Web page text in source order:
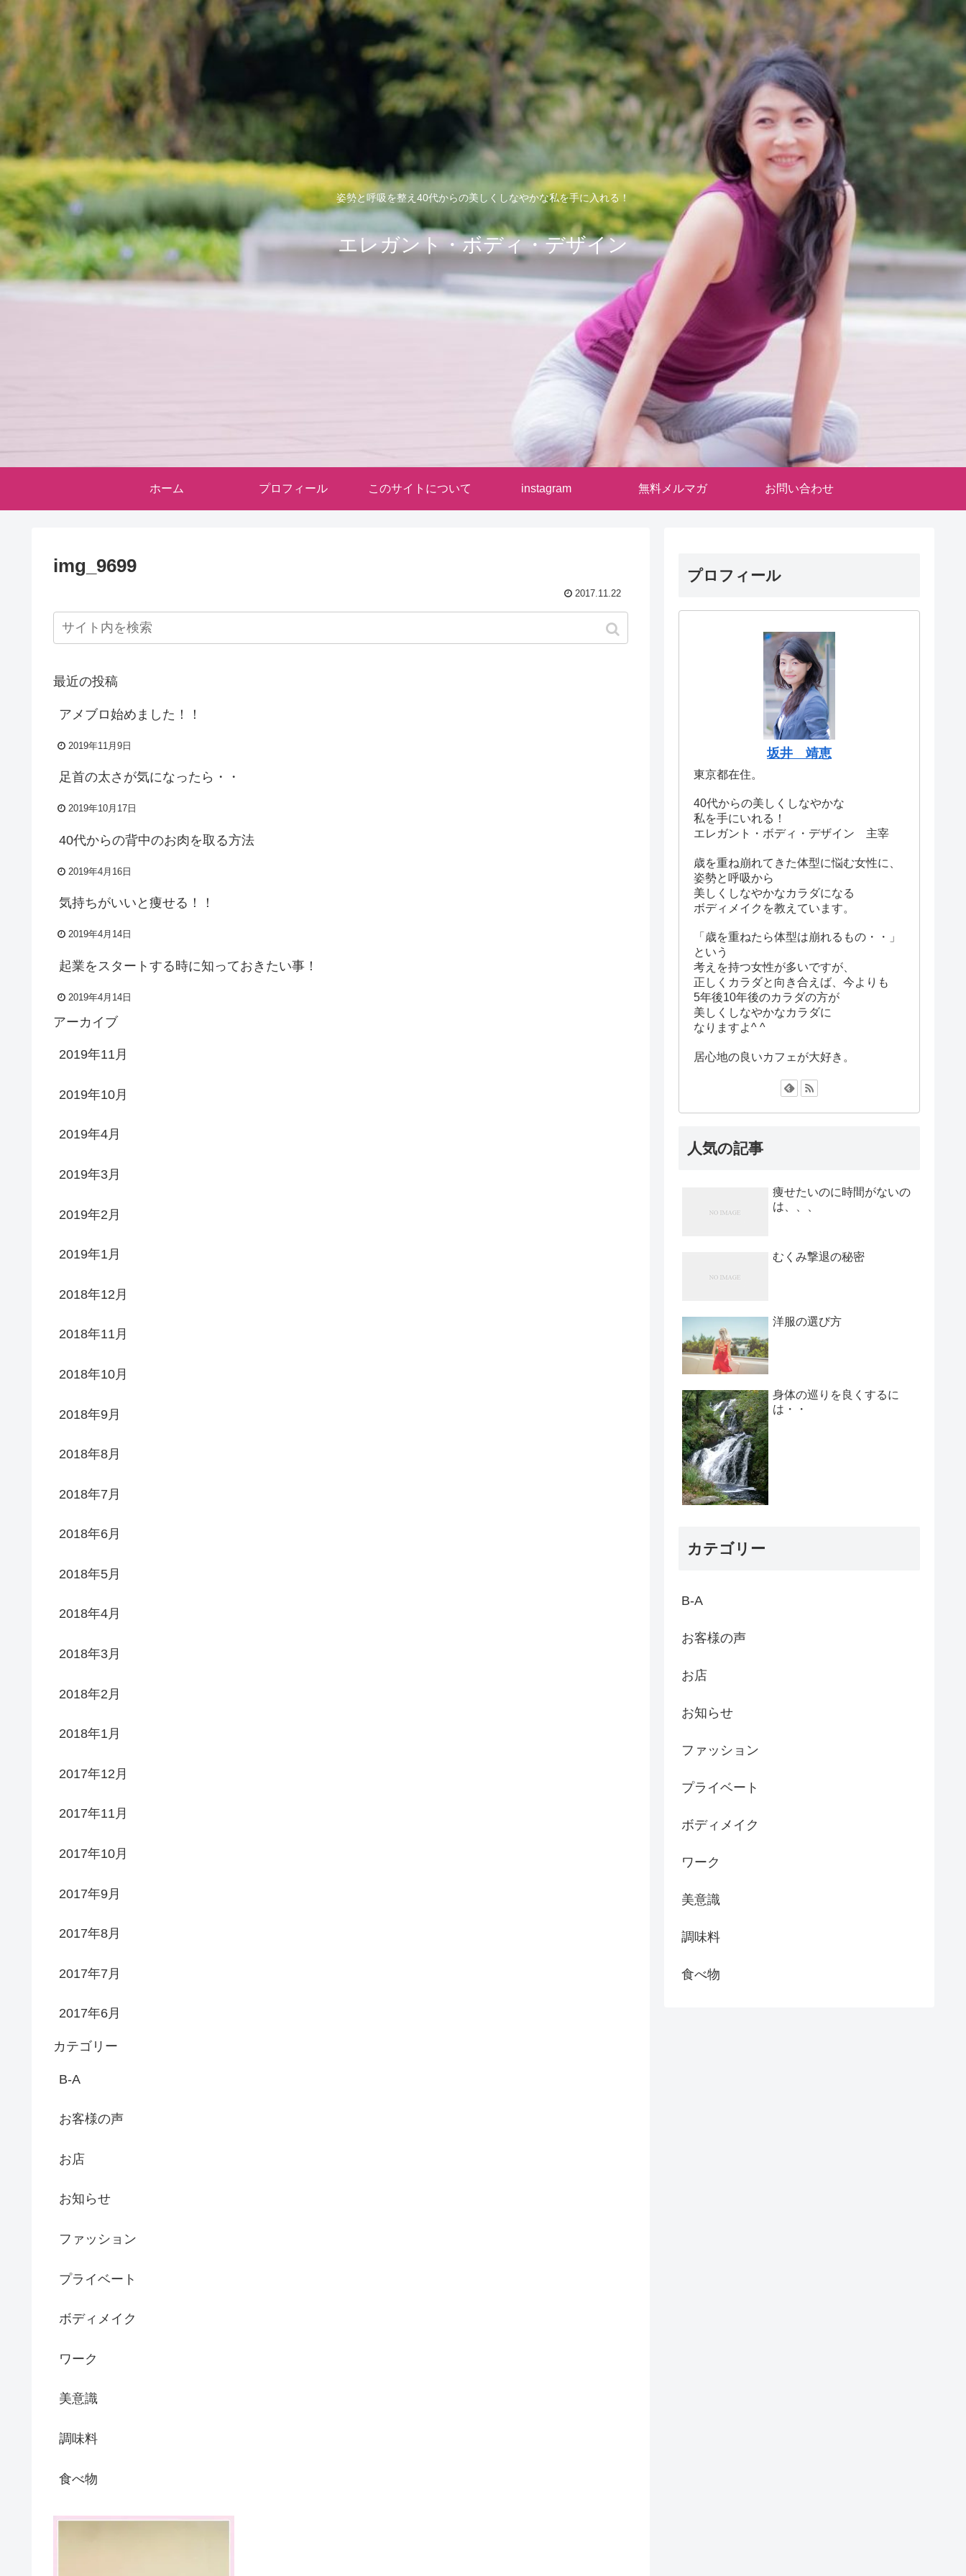
姿勢と呼吸を整え40代からの美しくしなやかな私を手に入れる！
エレガント・ボディ・デザイン
ホーム プロフィール このサイトについて instagram 無料メルマガ お問い合わせ
img_9699
2017.11.22
最近の投稿
アメブロ始めました！！
2019年11月9日
足首の太さが気になったら・・
2019年10月17日
40代からの背中のお肉を取る方法
2019年4月16日
気持ちがいいと痩せる！！
2019年4月14日
起業をスタートする時に知っておきたい事！
2019年4月14日
アーカイブ
2019年11月
2019年10月
2019年4月
2019年3月
2019年2月
2019年1月
2018年12月
2018年11月
2018年10月
2018年9月
2018年8月
2018年7月
2018年6月
2018年5月
2018年4月
2018年3月
2018年2月
2018年1月
2017年12月
2017年11月
2017年10月
2017年9月
2017年8月
2017年7月
2017年6月
カテゴリー
B-A
お客様の声
お店
お知らせ
ファッション
プライベート
ボディメイク
ワーク
美意識
調味料
食べ物
プロフィール
坂井 靖恵
東京都在住。
40代からの美しくしなやかな
私を手にいれる！
エレガント・ボディ・デザイン 主宰
歳を重ね崩れてきた体型に悩む女性に、
姿勢と呼吸から
美しくしなやかなカラダになる
ボディメイクを教えています。
「歳を重ねたら体型は崩れるもの・・」
という
考えを持つ女性が多いですが、
正しくカラダと向き合えば、今よりも
5年後10年後のカラダの方が
美しくしなやかなカラダに
なりますよ^ ^
居心地の良いカフェが大好き。
人気の記事
痩せたいのに時間がないの
は、、、
むくみ撃退の秘密
洋服の選び方
身体の巡りを良くするに
は・・
カテゴリー
B-A
お客様の声
お店
お知らせ
ファッション
プライベート
ボディメイク
ワーク
美意識
調味料
食べ物